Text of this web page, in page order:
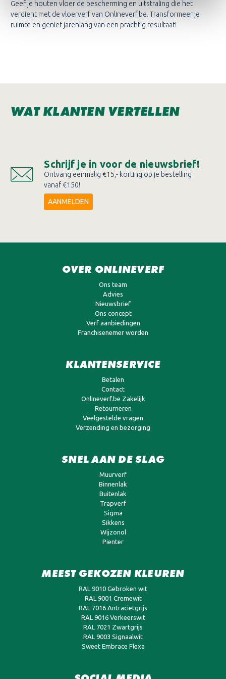
Geef je houten vloer de bescherming en uitstraling die het
verdient met de vloerverf van Onlineverf.be. Transformeer je
ruimte en geniet jarenlang van een prachtig resultaat!
WAT KLANTEN VERTELLEN
Schrijf je in voor de nieuwsbrief!
Ontvang eenmalig €15,- korting op je bestelling
vanaf €150!
AANMELDEN
OVER ONLINEVERF
Ons team
Advies
Nieuwsbrief
Ons concept
Verf aanbiedingen
Franchisenemer worden
KLANTENSERVICE
Betalen
Contact
Onlineverf.be Zakelijk
Retourneren
Veelgestelde vragen
Verzending en bezorging
SNEL AAN DE SLAG
Muurverf
Binnenlak
Buitenlak
Trapverf
Sigma
Sikkens
Wijzonol
Pienter
MEEST GEKOZEN KLEUREN
RAL 9010 Gebroken wit
RAL 9001 Cremewit
RAL 7016 Antracietgrijs
RAL 9016 Verkeerswit
RAL 7021 Zwartgrijs
RAL 9003 Signaalwit
Sweet Embrace Flexa